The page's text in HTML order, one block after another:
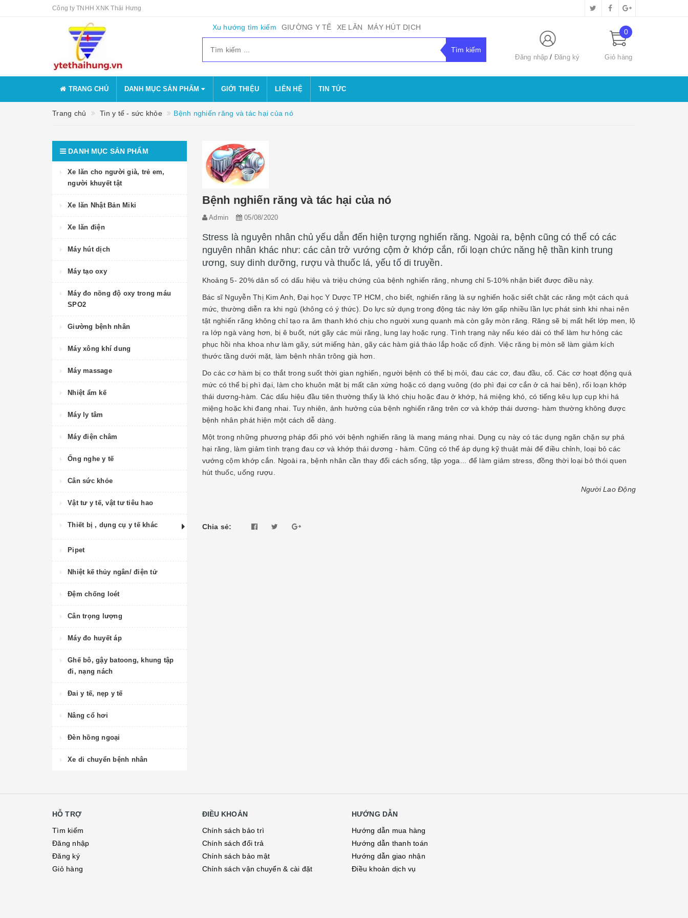
Công ty TNHH XNK Thái Hưng
Xu hướng tìm kiếm GIƯỜNG Y TẾ XE LĂN MÁY HÚT DỊCH
Đăng nhập Đăng ký
0
Giỏ hàng
TRANG CHỦ DANH MỤC SẢN PHẨM GIỚI THIỆU LIÊN HỆ TIN TỨC
Trang chủ Tin y tế - sức khỏe Bệnh nghiến răng và tác hại của nó
Bệnh nghiến răng và tác hại của nó
Admin 05/08/2020
Stress là nguyên nhân chủ yếu dẫn đến hiện tượng nghiến răng. Ngoài ra, bệnh cũng có thể có các
nguyên nhân khác như: các cản trở vướng cộm ở khớp cắn, rối loạn chức năng hệ thần kinh trung
ương, suy dinh dưỡng, rượu và thuốc lá, yếu tố di truyền.
Khoảng 5- 20% dân số có dấu hiệu và triệu chứng của bệnh nghiến răng, nhưng chỉ 5-10% nhận biết được điều này.
Bác sĩ Nguyễn Thị Kim Anh, Đại học Y Dược TP HCM, cho biết, nghiến răng là sự nghiến hoặc siết chặt các răng một cách quá
mức, thường diễn ra khi ngủ (không có ý thức). Do lực sử dụng trong động tác này lớn gấp nhiều lần lực phát sinh khi nhai nên
tật nghiến răng không chỉ tạo ra âm thanh khó chịu cho người xung quanh mà còn gây mòn răng. Răng sẽ bị mất hết lớp men, lộ
ra lớp ngà vàng hơn, bị ê buốt, nứt gãy các múi răng, lung lay hoặc rụng. Tình trạng này nếu kéo dài có thể làm hư hỏng các
phục hồi nha khoa như làm gãy, sứt miếng hàn, gãy các hàm giả tháo lắp hoặc cố định. Việc răng bị mòn sẽ làm giảm kích
thước tầng dưới mặt, làm bệnh nhân trông già hơn.
Do các cơ hàm bị co thắt trong suốt thời gian nghiến, người bệnh có thể bị mỏi, đau các cơ, đau đầu, cổ. Các cơ hoạt động quá
mức có thể bị phì đại, làm cho khuôn mặt bị mất cân xứng hoặc có dạng vuông (do phì đại cơ cắn ở cả hai bên), rối loạn khớp
thái dương-hàm. Các dấu hiệu đầu tiên thường thấy là khó chịu hoặc đau ở khớp, há miệng khó, có tiếng kêu lụp cụp khi há
miệng hoặc khi đang nhai. Tuy nhiên, ảnh hưởng của bệnh nghiến răng trên cơ và khớp thái dương- hàm thường không được
bệnh nhân phát hiện một cách dễ dàng.
Một trong những phương pháp đối phó với bệnh nghiến răng là mang máng nhai. Dụng cụ này có tác dụng ngăn chặn sự phá
hại răng, làm giảm tình trạng đau cơ và khớp thái dương - hàm. Cũng có thể áp dụng kỹ thuật mài để điều chỉnh, loại bỏ các
vướng cộm khớp cắn. Ngoài ra, bệnh nhân cần thay đổi cách sống, tập yoga... để làm giảm stress, đồng thời loại bỏ thói quen
hút thuốc, uống rượu.
Người Lao Động
Chia sẻ:
DANH MỤC SẢN PHẨM
Xe lăn cho người già, trẻ em,
người khuyết tật
Xe lăn Nhật Bản Miki
Xe lăn điện
Máy hút dịch
Máy tạo oxy
Máy đo nồng độ oxy trong máu
SPO2
Giường bệnh nhân
Máy xông khí dung
Máy massage
Nhiệt ẩm kế
Máy ly tâm
Máy điện châm
Ống nghe y tế
Cân sức khỏe
Vật tư y tế, vật tư tiêu hao
Thiết bị , dụng cụ y tế khác
Pipet
Nhiệt kế thủy ngân/ điện tử
Đệm chống loét
Cân trọng lượng
Máy đo huyết áp
Ghế bô, gậy batoong, khung tập
đi, nạng nách
Đai y tế, nẹp y tế
Nâng cổ hơi
Đèn hồng ngoại
Xe di chuyển bệnh nhân
HỖ TRỢ
Tìm kiếm
Đăng nhập
Đăng ký
Giỏ hàng
ĐIỀU KHOẢN
Chính sách bảo trì
Chính sách đổi trả
Chính sách bảo mật
Chính sách vận chuyển & cài đặt
HƯỚNG DẪN
Hướng dẫn mua hàng
Hướng dẫn thanh toán
Hướng dẫn giao nhận
Điều khoản dịch vụ